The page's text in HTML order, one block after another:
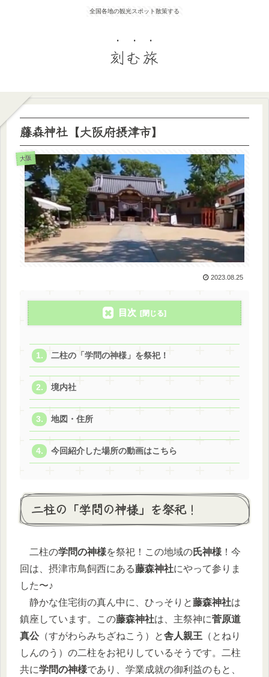
全国各地の観光スポット散策する
刻む旅
藤森神社【大阪府摂津市】
大阪
2023.08.25
目次
二柱の「学問の神様」を祭祀！
境内社
地図・住所
今回紹介した場所の動画はこちら
二柱の「学問の神様」を祭祀！
二柱の学問の神様を祭祀！この地域の氏神様 ！今
回は、摂津市鳥飼西にある藤森神社にやって参りま
した〜♪
静かな住宅街の真ん中に、ひっそりと藤森神社は
鎮座しています。この藤森神社は、主祭神に菅原道
真公（すがわらみちざねこう）と舎人親王 （とねり
しんのう）の二柱をお祀りしているそうです。二柱
共に学問の神様であり、学業成就の御利益のもと、